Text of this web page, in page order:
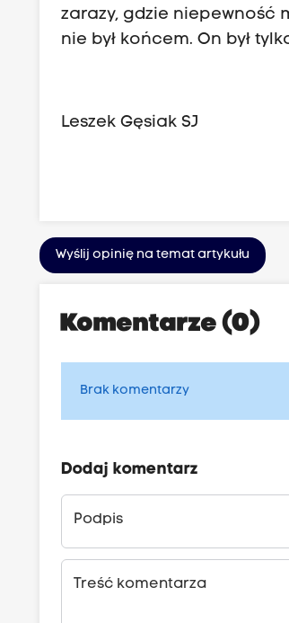
zarazy, gdzie niepewność
nie był końcem. On był
Leszek Gęsiak SJ
Wyślij opinię na temat artykułu
Komentarze (0)
Brak komentarzy
Dodaj komentarz
Podpis
Treść komentarza